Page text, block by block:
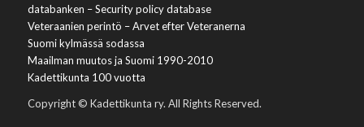
databanken – Security policy database
Veteraanien perintö – Arvet efter Veteranerna
Suomi kylmässä sodassa
Maailman muutos ja Suomi 1990-2010
Kadettikunta 100 vuotta
Copyright © Kadettikunta ry. All Rights Reserved.